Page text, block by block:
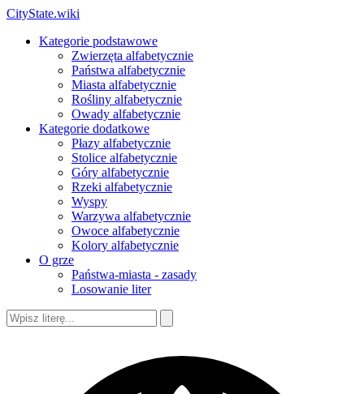
CityState.wiki
Kategorie podstawowe
Zwierzęta alfabetycznie
Państwa alfabetycznie
Miasta alfabetycznie
Rośliny alfabetycznie
Owady alfabetycznie
Kategorie dodatkowe
Płazy alfabetycznie
Stolice alfabetycznie
Góry alfabetycznie
Rzeki alfabetycznie
Wyspy
Warzywa alfabetycznie
Owoce alfabetycznie
Kolory alfabetycznie
O grze
Państwa-miasta - zasady
Losowanie liter